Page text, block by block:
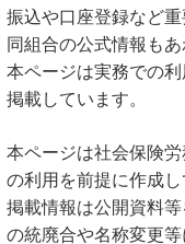
振込や口座登録など
同組合の公式情報も
本ページは実務での
掲載しています。
本ページは社会保険
の利用を前提に作成し
掲載情報は公開資料
の統廃合や名称変更